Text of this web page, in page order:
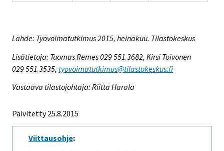
Lähde: Työvoimatutkimus 2015, heinäkuu. Tilastokeskus
Lisätietoja: Tuomas Remes 029 551 3682, Kirsi Toivonen
029 551 3535, tyovoimatutkimus@tilastokeskus.fi
Vastaava tilastojohtaja: Riitta Harala
Päivitetty 25.8.2015
Viittausohje: